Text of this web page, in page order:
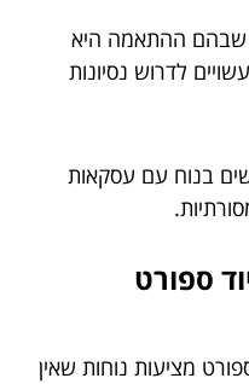
שבהם ההתאמה היא
לדרוש נסיונות
בנוח עם עסקאות
ספורט
מציעות נוחות שאין